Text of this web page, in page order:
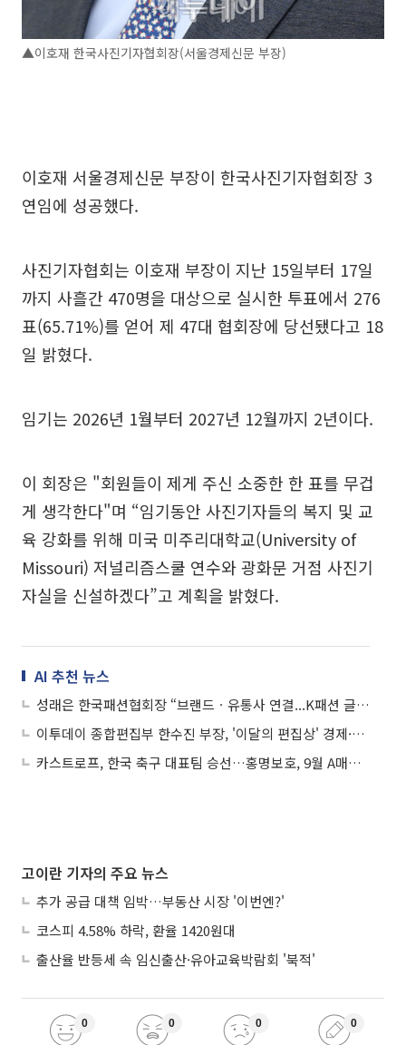
▲이호재 한국사진기자협회장(서울경제신문 부장)
이호재 서울경제신문 부장이 한국사진기자협회장 3
연임에 성공했다.
사진기자협회는 이호재 부장이 지난 15일부터 17일
까지 사흘간 470명을 대상으로 실시한 투표에서 276
표(65.71%)를 얻어 제 47대 협회장에 당선됐다고 18
일 밝혔다.
임기는 2026년 1월부터 2027년 12월까지 2년이다.
이 회장은 "회원들이 제게 주신 소중한 한 표를 무겁
게 생각한다"며 “임기동안 사진기자들의 복지 및 교
육 강화를 위해 미국 미주리대학교(University of
Missouri) 저널리즘스쿨 연수와 광화문 거점 사진기
자실을 신설하겠다”고 계획을 밝혔다.
AI 추천 뉴스
성래은 한국패션협회장 “브랜드ㆍ유통사 연결...K패션 글로벌 도약 적극 지원”
이투데이 종합편집부 한수진 부장, '이달의 편집상' 경제·사회부문 수상
카스트로프, 한국 축구 대표팀 승선…홍명보호, 9월 A매치 명단 26명 발표
고이란 기자의 주요 뉴스
추가 공급 대책 임박…부동산 시장 '이번엔?'
코스피 4.58% 하락, 환율 1420원대
출산율 반등세 속 임신출산·유아교육박람회 '북적'
0 0 0 0